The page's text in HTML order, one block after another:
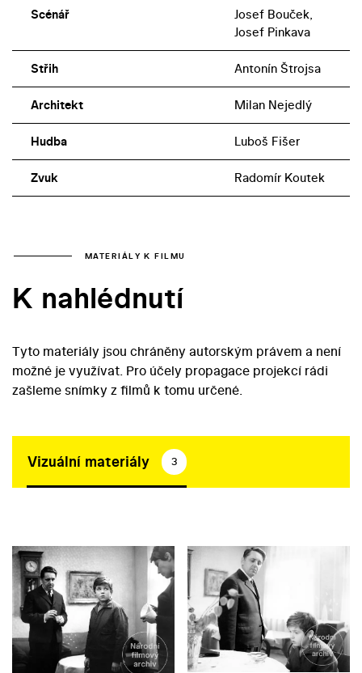
Scénář
Josef Bouček,
Josef Pinkava
Střih Antonín Štrojsa
Architekt Milan Nejedlý
Hudba Luboš Fišer
Zvuk Radomír Koutek
MATERIÁLY K FILMU
K nahlédnutí
Tyto materiály jsou chráněny autorským právem a není
možné je využívat. Pro účely propagace projekcí rádi
zašleme snímky z filmů k tomu určené.
Vizuální materiály 3